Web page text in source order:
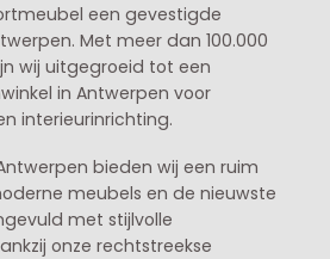
een gevestigde
. Met meer dan 100.000
wij uitgegroeid tot een
in Antwerpen voor
interieurinrichting.
bieden wij een ruim
meubels en de nieuwste
met stijlvolle
onze rechtstreekse